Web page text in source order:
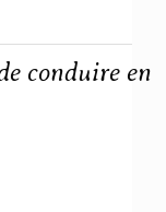
conduire en